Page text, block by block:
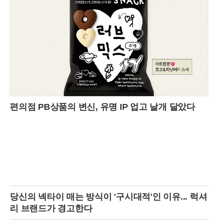
캐나다 몬트리올의 맥길대학교 교정에서 시작됐다. 20대 후반 동갑내기
인 이들은 자원봉사 활동 중 처음 만났고, 션이 정다혜 씨에게 첫눈에 반
하며 7년간의 열애가 시작됐다. 션은 현재 세계적인 경매 회사 크리스티
에서 상업금융 선임 애널리스트로 재직 중이며, 과거 LVMH 그룹 인턴십
을 통해 패션계에 대한 이해를 넓힌 재원이다. 신부 정다혜 씨 역시 서울
에서 태어나 미국과 캐나다를 오가며 성장한 글로벌 인재로, 뉴욕 컬럼비
아대에서 MBA를 마친 뒤 션의 삼촌이 운영하는 하이엔드 보석 브랜드
‘태핀’에서 능력을 인정받고 있다. 이처럼 각자의 분야에서 탄탄한 커리
어를 쌓아온 두 사람의 만남은 단순한 상속자와의 결합이 아닌, 서로의
지성과 배경을 존중하는 파트너십의 결실이라는 점에서 더욱 빛을 발했
다.이번 결혼식은 그 시작부터 남달랐다. 하객들에게는 아티스트 레아 사
반이 직접 손으로 그린 맞춤 청첩장이 전달되며, 예술 작품과도 같은 예
완성하며 20세기 패션의 아이콘으로 자리매김했다. 1988년 거대 럭셔리
그룹 LVMH에 인수되었지만, 지방시 가문은 여전히 프랑스 패션계의 상
편의점 PB상품의 변신, 유명 IP 업고 날개 달았다
당신의 넥타이 매는 방식이 '구시대적'인 이유... 럭셔
리 브랜드가 경고한다